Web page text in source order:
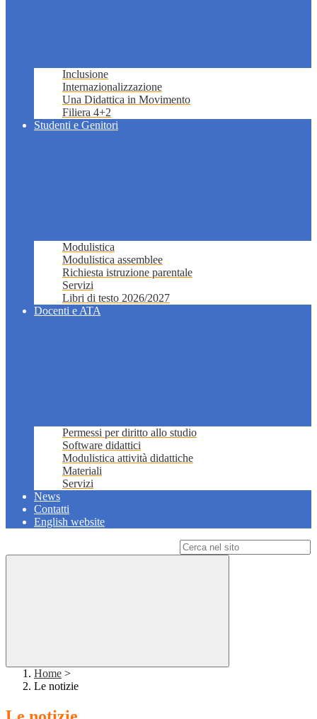
Inclusione
Internazionalizzazione
Una Didattica in Movimento
Filiera 4+2
Studenti e Genitori
Modulistica
Modulistica assemblee
Richiesta istruzione parentale
Servizi
Libri di testo 2026/2027
Docenti e ATA
Permessi per diritto allo studio
Software didattici
Modulistica attività didattiche
Materiali
Servizi
News
Contatti
English website
Home >
Le notizie